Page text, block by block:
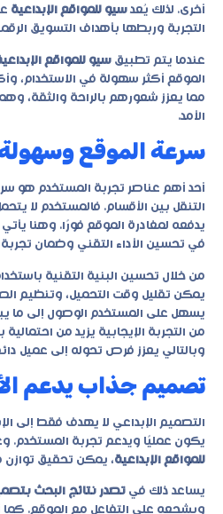
أخرى. لذلك يُعد سيو للمواقع الإبداعية
التجربة وربطها بأهداف التسويق
عندما يتم تطبيق سيو للمواقع
الموقع أكثر سهولة في الاستخدام،
مما يعزز شعورهم بالراحة والثقة،
الأمد.
سرعة الموقع
أحد أهم عناصر تجربة المستخدم هو
التنقل بين الأقسام. فالمستخدم لا
يدفعه لمغادرة الموقع فورًا. وهنا يأتي
في تحسين الأداء التقني وضمان
من خلال تحسين البنية التقنية
يمكن تقليل وقت التحميل، وتنظيم
يسهل على المستخدم الوصول إلى ما
من التجربة الإيجابية يزيد من احتمالية
وبالتالي يعزز فرص تحوله إلى عميل
تصميم جذاب يدعم
التصميم الإبداعي لا يهدف فقط إلى
يكون عمليًا ويدعم تجربة المستخدم.
للمواقع الإبداعية، يمكن تحقيق توازن
يساعد ذلك في تصدر نتائج البحث
ويشجعه على التفاعل مع الموقع. كما